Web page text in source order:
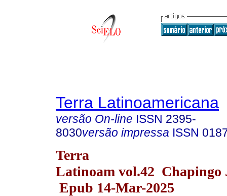
Terra Latinoamericana
versão On-line ISSN 2395-
8030versão impressa ISSN
Terra
Latinoam vol.42 Chapingo
Epub 14-Mar-2025